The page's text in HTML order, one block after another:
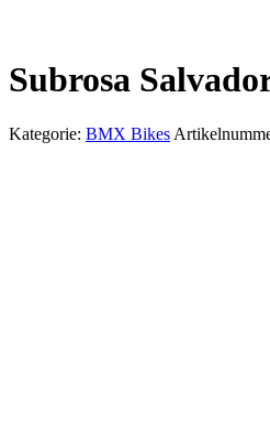
Subrosa
Kategorie: BMX Bikes